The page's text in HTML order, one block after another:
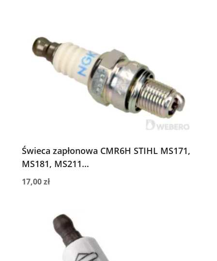
Świeca zapłonowa CMR6H STIHL MS171,
MS181, MS211…
17,00zł